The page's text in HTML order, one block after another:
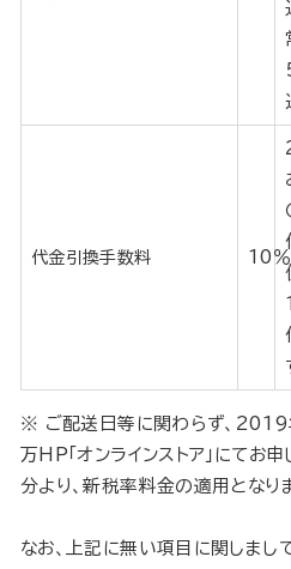
代金引換手数料 10％
※ ご配送日等に関わらず、2019
万HP「オンラインストア」にてお
分より、新税率料金の適用となりま
なお、上記に無い項目に関しまし